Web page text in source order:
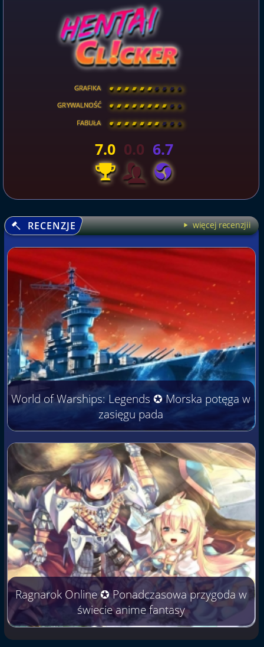
GRAFIKA [ \ \ \ \ \ \ \ \ ]
GRYWALNOŚĆ [ \ \ \ \ \ \ \ \ ]
FABUŁA [ \ \ \ \ \ \ \ \ ]
7.0 0.0 6.7
RECENZJE więcej recenzjii
World of Warships: Legends ✪ Morska potęga w
zasięgu pada
Ragnarok Online ✪ Ponadczasowa przygoda w
świecie anime fantasy